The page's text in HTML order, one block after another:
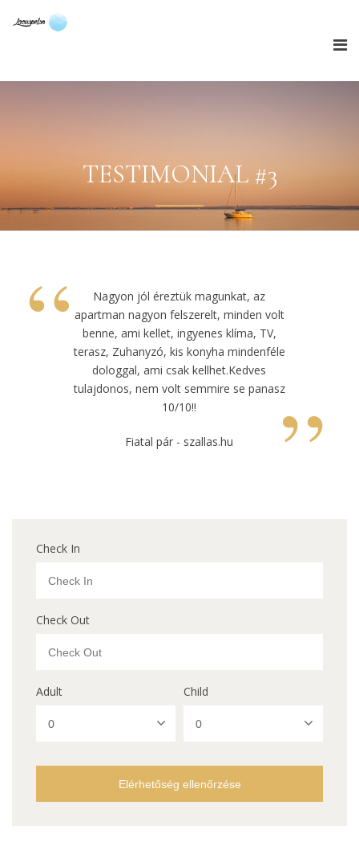
TESTIMONIAL #3
“
Nagyon jól éreztük magunkat, az
apartman nagyon felszerelt, minden volt
benne, ami kellet, ingyenes klíma, TV,
terasz, Zuhanyzó, kis konyha mindenféle
dologgal, ami csak kellhet.Kedves
tulajdonos, nem volt semmire se panasz
10/10!!
”
Fiatal pár - szallas.hu
Check In
Check Out
Adult Child
Elérhetőség ellenőrzése